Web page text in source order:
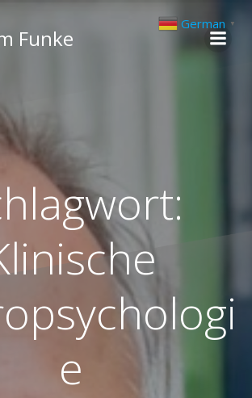
springen
Funke
e
German ▼